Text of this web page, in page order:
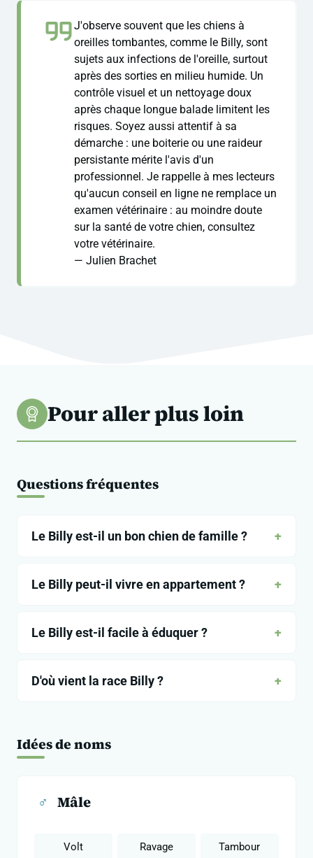
J'observe souvent que les chiens à
oreilles tombantes, comme le Billy, sont
sujets aux infections de l'oreille, surtout
après des sorties en milieu humide. Un
contrôle visuel et un nettoyage doux
après chaque longue balade limitent les
risques. Soyez aussi attentif à sa
démarche : une boiterie ou une raideur
persistante mérite l'avis d'un
professionnel. Je rappelle à mes lecteurs
qu'aucun conseil en ligne ne remplace un
examen vétérinaire : au moindre doute
sur la santé de votre chien, consultez
votre vétérinaire.
— Julien Brachet
Pour aller plus loin
Questions fréquentes
Le Billy est-il un bon chien de famille ?
Le Billy peut-il vivre en appartement ?
Le Billy est-il facile à éduquer ?
D'où vient la race Billy ?
Idées de noms
♂ Mâle
Volt Ravage Tambour